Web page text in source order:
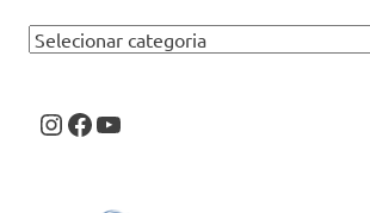
Categorias
Instagram
Facebook
Youtube